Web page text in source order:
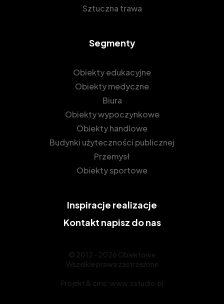
Sztuczna trawa
Segmenty
Obiekty edukacyjne
Obiekty medyczne
Biura
Obiekty wypoczynkowe
Obiekty handlowe
Budynki użyteczności publicznej
Przemysł
Obiekty sportowe
Inspiracje realizacje
Kontakt napisz do nas
© 2012 - 2026 Obiektowe
Wszelkie prawa zastrzeżone
Projekt & cms: www.zstudio.pl